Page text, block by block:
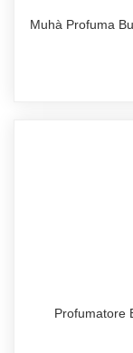
Muhà Profuma
Profumatore